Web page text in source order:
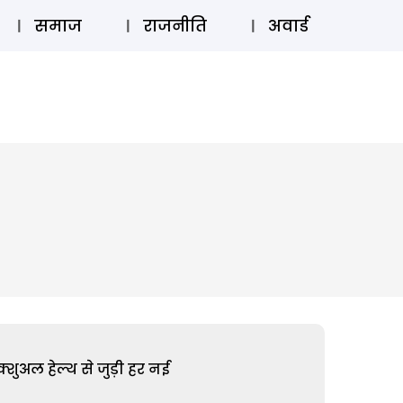
लॉग इन ⚲ SUBSCRIBE
समाज राजनीति अवार्ड
हेल्थ से जुड़ी हर नई